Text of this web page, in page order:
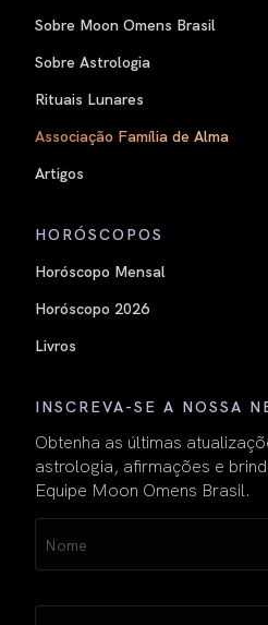
Sobre Moon Omens Brasil
Sobre Astrologia
Rituais Lunares
Associação Família de Alma
Artigos
HORÓSCOPOS
Horóscopo Mensal
Horóscopo 2026
Livros
INSCREVA-SE A NOSSA
Obtenha as últimas
astrologia, afirmações e
Equipe Moon Omens Brasil.